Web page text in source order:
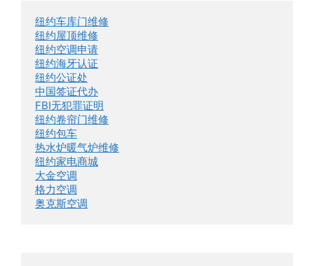
纽约车库门维修
纽约屋顶维修
纽约空调申请
纽约海牙认证
纽约公证处
中国签证代办
FBI无犯罪证明
纽约卷帘门维修
纽约包车
热水炉暖气炉维修
纽约家电商城
大金空调
格力空调
奥克斯空调